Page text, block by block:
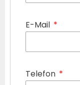
E-Mail
Telefon